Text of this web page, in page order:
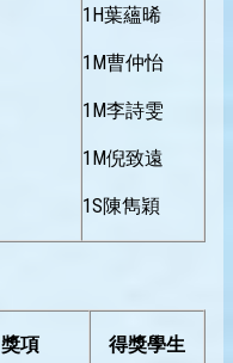
1H葉蘊晞
1M曹仲怡
1M李詩雯
1M倪致遠
1S陳雋穎
獎項 得獎學生